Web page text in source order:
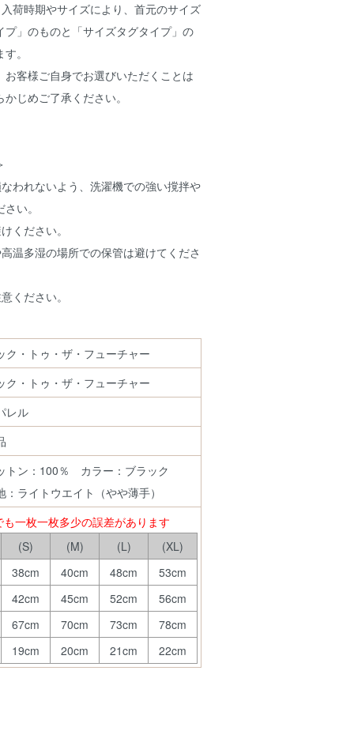
荷時期やサイズにより、首元のサイズ
プ」のものと「サイズタグタイプ」の
。
お客様ご自身でお選びいただくことは
じめご了承ください。
われないよう、洗濯機での強い撹拌や
い。
ください。
温多湿の場所での保管は避けてくださ
ください。
ク・トゥ・ザ・フューチャー
ク・トゥ・ザ・フューチャー
レル
トン：100％ カラー：ブラック
：ライトウエイト（やや薄手）
一枚一枚多少の誤差があります
(S) (M) (L)
(XL)
38cm 40cm 48cm
53cm
42cm 45cm 52cm
56cm
67cm 70cm 73cm
78cm
19cm 20cm 21cm 22cm